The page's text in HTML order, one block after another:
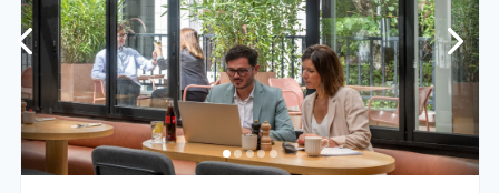
Bar Parking
Terrasse
Personnel
d'accueil
Lumière
naturelle
Disposition
en Classe
Snack Climatisation